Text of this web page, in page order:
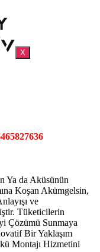
X
Ya da Aküsünün
Koşan Akümgelsin,
ve
Tüketicilerin
Çözümü Sunmaya
Bir Yaklaşım
Montajı Hizmetini